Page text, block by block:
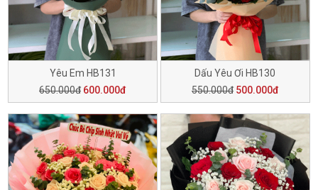
Yêu Em HB131
650.000đ 600.000đ
Dấu Yêu Ơi HB130
550.000đ 500.000đ